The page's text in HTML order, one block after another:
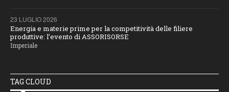
23 LUGLIO 2026
Energia e materie prime per la competitività delle filiere
produttive: l’evento di ASSORISORSE
Imperiale
TAG CLOUD